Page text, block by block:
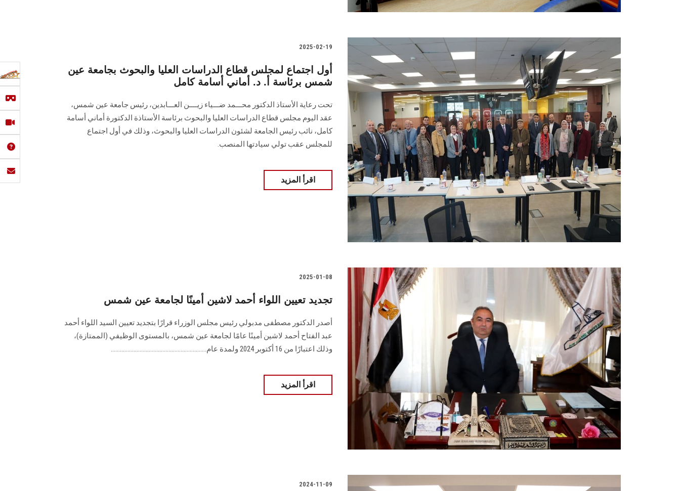
2025-02-19
أول اجتماع لمجلس قطاع الدراسات العليا والبحوث بجامعة عين
شمس برئاسة أ. د. أماني أسامة كامل
تحت رعاية الأستاذ الدكتور محـــمد ضـــياء زيــــن العـــابدين، رئيس جامعة عين شمس،
عقد اليوم مجلس قطاع الدراسات العليا والبحوث برئاسة الأستاذة الدكتورة أماني أسامة
كامل، نائب رئيس الجامعة لشئون الدراسات العليا والبحوث، وذلك في أول اجتماع
للمجلس عقب تولي سيادتها المنصب.
اقرأ المزيد
2025-01-08
تجديد تعيين اللواء أحمد لاشين أمينًا لجامعة عين شمس
أصدر الدكتور مصطفى مدبولي رئيس مجلس الوزراء قرارًا بتجديد تعيين السيد اللواء أحمد
عبد الفتاح أحمد لاشين أمينًا عامًا لجامعة عين شمس، بالمستوى الوظيفي (الممتازة)،
وذلك اعتبارًا من 16 أكتوبر 2024 ولمدة عام...............................................................
اقرأ المزيد
2024-11-09